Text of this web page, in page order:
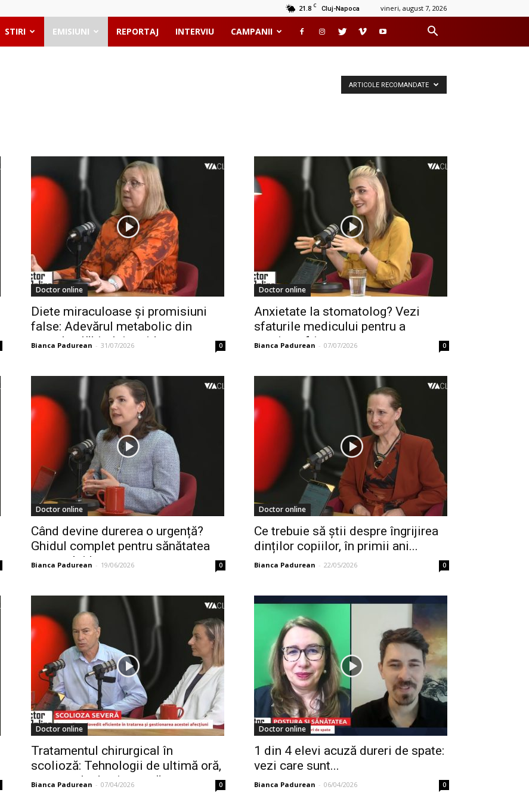
21.8 C Cluj-Napoca vineri, august 7, 2026
STIRI EMISIUNI REPORTAJ INTERVIU CAMPANII
ARTICOLE RECOMANDATE
Doctor online
Diete miraculoase și promisiuni
false: Adevărul metabolic din
spatele slăbitului rapid
Bianca Padurean - 31/07/2026 0
Doctor online
Anxietate la stomatolog? Vezi
sfaturile medicului pentru a
gestiona frica
Bianca Padurean - 07/07/2026 0
Doctor online
Când devine durerea o urgență?
Ghidul complet pentru sănătatea
aparatului locomotor,...
Bianca Padurean - 19/06/2026 0
Doctor online
Ce trebuie să știi despre îngrijirea
dinților copiilor, în primii ani...
Bianca Padurean - 22/05/2026 0
Doctor online
Tratamentul chirurgical în
scolioză: Tehnologii de ultimă oră,
protocoale de siguranță...
Bianca Padurean - 07/04/2026 0
Doctor online
1 din 4 elevi acuză dureri de spate:
vezi care sunt...
Bianca Padurean - 06/04/2026 0